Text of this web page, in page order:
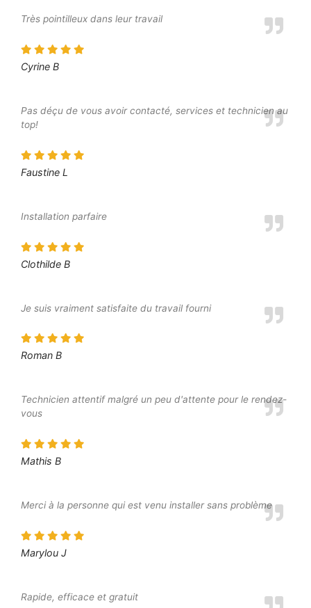
Très pointilleux dans leur travail
Cyrine B
Pas déçu de vous avoir contacté, services et technicien au
top!
Faustine L
Installation parfaire
Clothilde B
Je suis vraiment satisfaite du travail fourni
Roman B
Technicien attentif malgré un peu d'attente pour le rendez-
vous
Mathis B
Merci à la personne qui est venu installer sans problème
Marylou J
Rapide, efficace et gratuit